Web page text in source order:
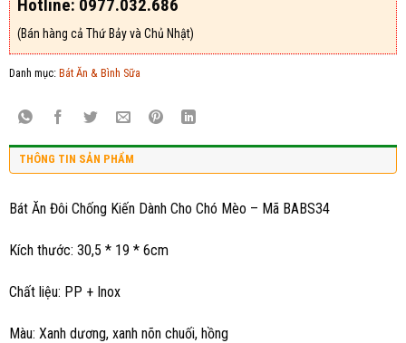
Hotline: 0977.032.686
(Bán hàng cả Thứ Bảy và Chủ Nhật)
Danh mục: Bát Ăn & Bình Sữa
THÔNG TIN SẢN PHẨM
Bát Ăn Đôi Chống Kiến Dành Cho Chó Mèo – Mã BABS34
Kích thước: 30,5 * 19 * 6cm
Chất liệu: PP + Inox
Màu: Xanh dương, xanh nõn chuối, hồng